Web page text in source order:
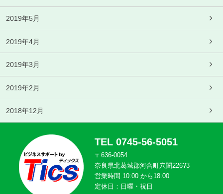
2019年5月
2019年4月
2019年3月
2019年2月
2018年12月
TEL 0745-56-5051
〒636-0054
奈良県北葛城郡河合町穴闇226?3
営業時間 10:00 から18:00
定休日：日曜・祝日